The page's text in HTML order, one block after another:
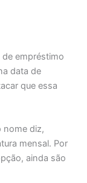
empréstimo
data de
que essa
nome diz,
mensal. Por
ainda são